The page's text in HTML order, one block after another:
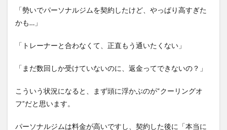
「勢いでパーソナルジムを契約したけど、やっぱり高すぎた
かも…」
「トレーナーと合わなくて、正直もう通いたくない」
「まだ数回しか受けていないのに、返金ってできないの？」
こういう状況になると、まず頭に浮かぶのが“クーリングオ
フ”だと思います。
パーソナルジムは料金が高いですし、契約した後に「本当に